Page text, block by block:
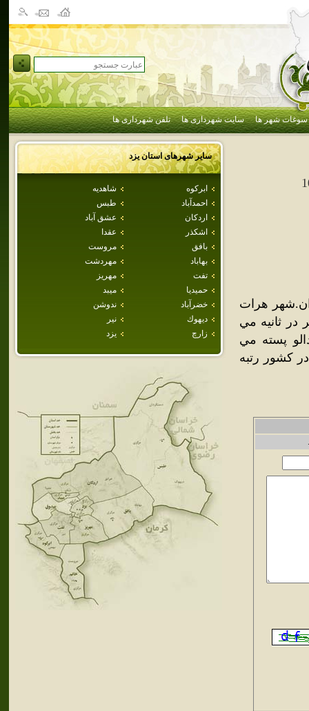
سوغات شهر ها سایت شهرداری ها تلفن شهرداری ها
سایر شهرهای استانيزد
ابركوه
شاهديه
احمدآباد
طبس
اردكان
عشق آباد
اشكذر
عقدا
بافق
مروست
بهاباد
مهردشت
تفت
مهريز
حميديا
ميبد
خضرآباد
ندوشن
ديهوك
نير
زارچ
يزد
هرات
دائمي استان يزد مي باشد كه دبي آب آن 360ليتر در ثانيه مي
پسته مي
كشور رتبه